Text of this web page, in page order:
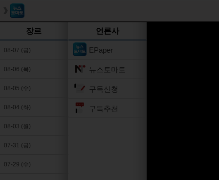
장르
08-07 (금)
08-06 (목)
08-05 (수)
08-04 (화)
08-03 (월)
07-31 (금)
07-29 (수)
언론사
EPaper
뉴스토마토
구독신청
구독추천